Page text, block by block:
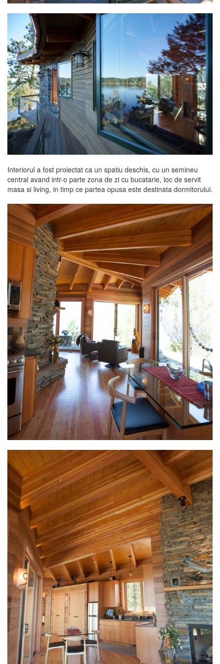
Interiorul a fost proiectat ca un spatiu deschis, cu un semineu
central avand intr-o parte zona de zi cu bucatarie, loc de servit
masa si living, in timp ce partea opusa este destinata dormitorului.